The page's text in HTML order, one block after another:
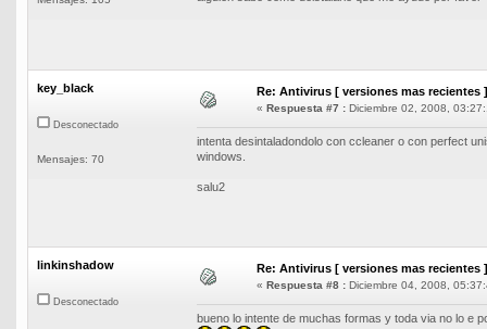
key_black
Desconectado
Mensajes: 70
Re: Antivirus [ versiones mas recientes ]
« Respuesta #7 : Diciembre 02, 2008,
intenta desintaladondolo con ccleaner o con perfect
windows.
salu2
linkinshadow
Desconectado
Re: Antivirus [ versiones mas recientes ]
« Respuesta #8 : Diciembre 04, 2008,
bueno lo intente de muchas formas y toda via no lo e